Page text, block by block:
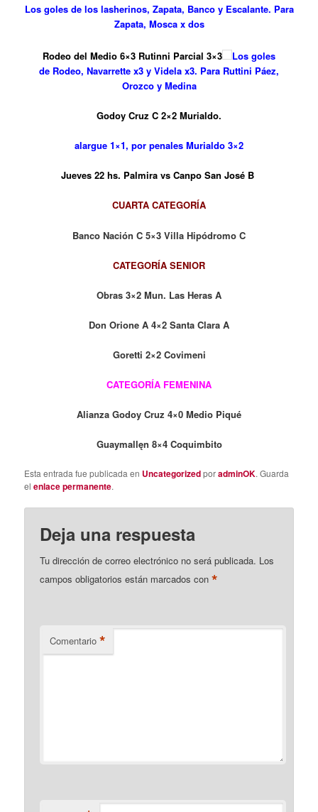
Los goles de los lasherinos, Zapata, Banco y Escalante. Para
Zapata, Mosca x dos
Rodeo del Medio 6×3 Rutinni Parcial 3×3
Los goles
de Rodeo, Navarrette x3 y Videla x3. Para Ruttini Páez,
Orozco y Medina
Godoy Cruz C 2×2 Murialdo.
alargue 1×1, por penales Murialdo 3×2
Jueves 22 hs. Palmira vs Canpo San José B
CUARTA CATEGORÍA
Banco Nación C 5×3 Villa Hipódromo C
CATEGORÍA SENIOR
Obras 3×2 Mun. Las Heras A
Don Orione A 4×2 Santa Clara A
Goretti 2×2 Covimeni
CATEGORÍA FEMENINA
Alianza Godoy Cruz 4×0 Medio Piqué
Guaymallęn 8×4 Coquimbito
Esta entrada fue publicada en UncategorizedporadminOK. Guarda
elenlace permanente.
Deja una respuesta
Tu dirección de correo electrónico no será publicada. Los
campos obligatorios están marcados con*
Comentario *